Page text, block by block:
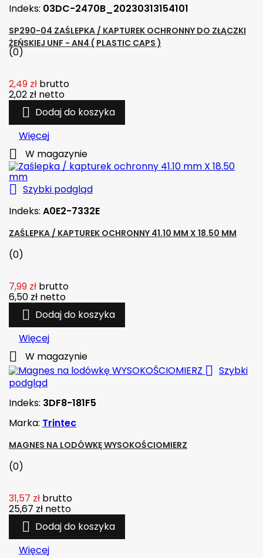
Indeks: 03DC-2470B_20230313154101
SP290-04 ZAŚLEPKA / KAPTUREK OCHRONNY DO ZŁĄCZKI
ŻEŃSKIEJ UNF - AN4 ( PLASTIC CAPS )
(0)
2,49 zł brutto
2,02 zł netto
 Dodaj do koszyka
Więcej
 W magazynie
 Szybki podgląd
Indeks: A0E2-7332E
ZAŚLEPKA / KAPTUREK OCHRONNY 41.10 MM X 18.50 MM
(0)
7,99 zł brutto
6,50 zł netto
 Dodaj do koszyka
Więcej
 W magazynie
 Szybki
podgląd
Indeks: 3DF8-181F5
Marka: Trintec
MAGNES NA LODÓWKĘ WYSOKOŚCIOMIERZ
(0)
31,57 zł brutto
25,67 zł netto
 Dodaj do koszyka
Więcej